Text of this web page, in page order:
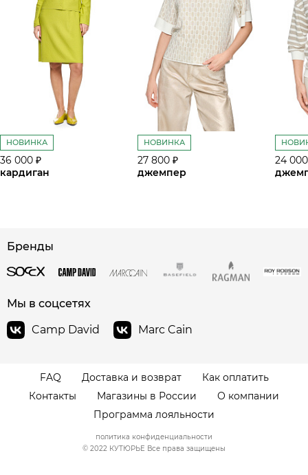
НОВИНКА
36 000 ₽
кардиган
НОВИНКА
27 800 ₽
джемпер
24
Бренды
Мы в соцсетях
Camp David
Marc Cain
FAQ Доставка и возврат
Как оплатить
Контакты
Магазины в России
О компании
Программа лояльности
© 2022 КУТЮРЬЕ Все права защищены
политика конфиденциальности